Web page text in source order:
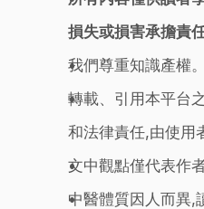
損失或損害承擔責任
我們尊重知識產權
轉載、引用本平台
和法律責任,由使用
文中觀點僅代表作
中醫體質因人而異,